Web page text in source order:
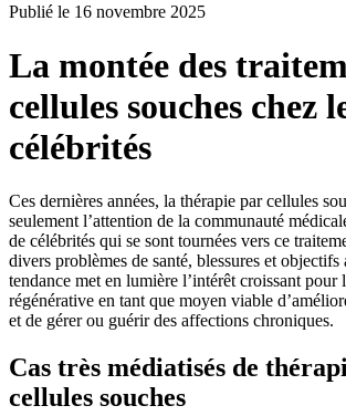
Publié le 16 novembre 2025
La montée des
cellules souches chez
célébrités
Ces dernières années, la thérapie par cellules
seulement l’attention de la communauté
de célébrités qui se sont tournées vers ce
divers problèmes de santé, blessures et objectifs
tendance met en lumière l’intérêt croissant pour
régénérative en tant que moyen viable
et de gérer ou guérir des affections chroniques.
Cas très médiatisés de
cellules souches